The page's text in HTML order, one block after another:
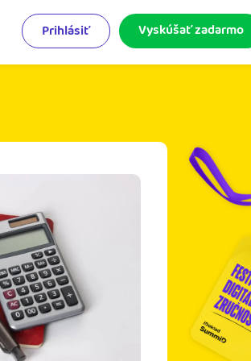
Pracujete v iDoklade a potrebujete poradiť?
Prihlásiť Vyskúšať zadarmo